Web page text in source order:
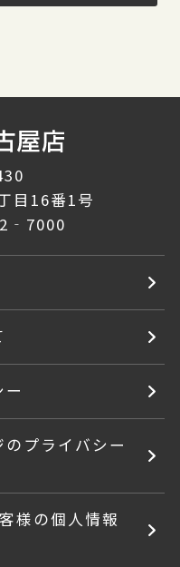
目16番1号
プライバシー
様の個人情報